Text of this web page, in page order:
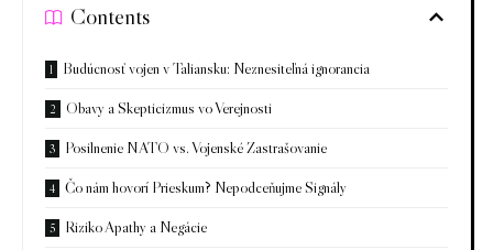
Contents
Budúcnosť vojen v Taliansku: Neznesiteľná ignorancia
Obavy a Skepticizmus vo Verejnosti
Posilnenie NATO vs. Vojenské Zastrašovanie
Čo nám hovorí Prieskum? Nepodceňujme Signály
Riziko Apathy a Negácie